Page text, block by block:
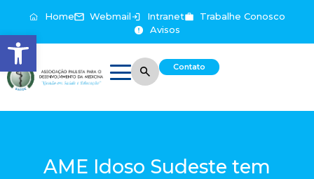
Abrir a barra de ferramentas
Home Webmail Intranet
Trabalhe Conosco
Avisos
Contato
AME Idoso Sudeste tem